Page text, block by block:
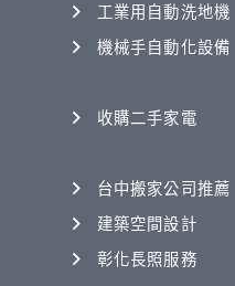
工業用自動洗地機
機械手自動化設備
收購二手家電
台中搬家公司推薦
建築空間設計
彰化長照服務